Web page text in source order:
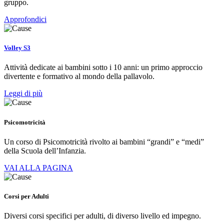
gruppo.
Approfondici
Volley S3
Attività dedicate ai bambini sotto i 10 anni: un primo approccio
divertente e formativo al mondo della pallavolo.
Leggi di più
Psicomotricità
Un corso di Psicomotricità rivolto ai bambini “grandi” e “medi”
della Scuola dell’Infanzia.
VAI ALLA PAGINA
Corsi per Adulti
Diversi corsi specifici per adulti, di diverso livello ed impegno.